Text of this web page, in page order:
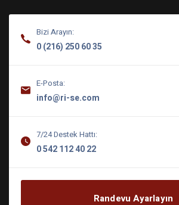
Bizi Arayın:
0 (216) 250 60 35
E-Posta:
info@ri-se.com
7/24 Destek Hattı:
0 542 112 40 22
Randevu Ayarlayın